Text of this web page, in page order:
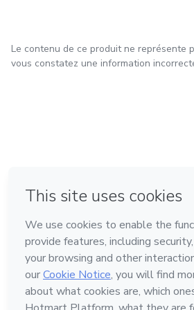
Os tipos de questões, e
psicoterapeuta faria no consultório
Le contenu de ce produit ne représente
vous constatez une information
Fait avec ❤ à Belo Horizonte
Découvrez Hotmart